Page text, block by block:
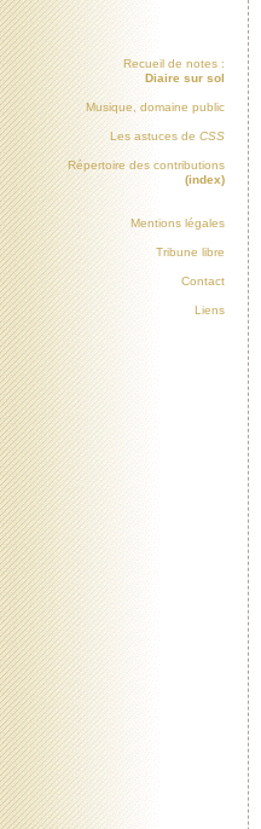
Recueil de notes :
Diaire sur sol
Musique, domaine public
Les astuces de CSS
Répertoire des contributions
(index)
Mentions légales
Tribune libre
Contact
Liens